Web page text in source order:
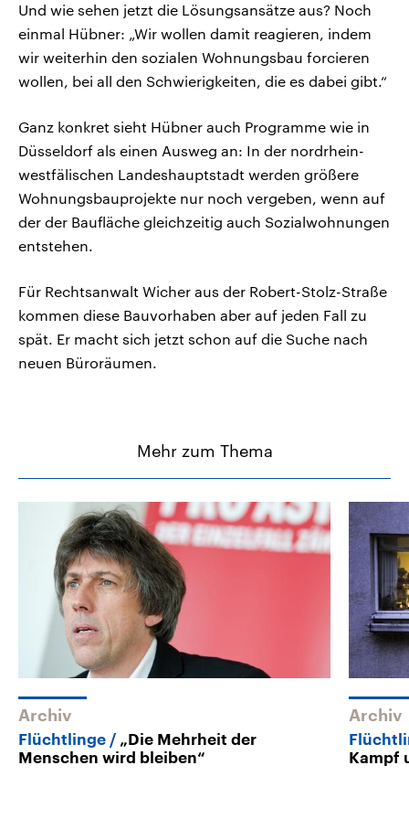
Und wie sehen jetzt die Lösungsansätze aus? Noch
einmal Hübner: „Wir wollen damit reagieren, indem
wir weiterhin den sozialen Wohnungsbau forcieren
wollen, bei all den Schwierigkeiten, die es dabei gibt.“
Ganz konkret sieht Hübner auch Programme wie in
Düsseldorf als einen Ausweg an: In der nordrhein-
westfälischen Landeshauptstadt werden größere
Wohnungsbauprojekte nur noch vergeben, wenn auf
der der Baufläche gleichzeitig auch Sozialwohnungen
entstehen.
Für Rechtsanwalt Wicher aus der Robert-Stolz-Straße
kommen diese Bauvorhaben aber auf jeden Fall zu
spät. Er macht sich jetzt schon auf die Suche nach
neuen Büroräumen.
Mehr zum Thema
Archiv
Flüchtlinge
„Die Mehrheit der
Menschen wird bleiben“
Archiv
Kampf